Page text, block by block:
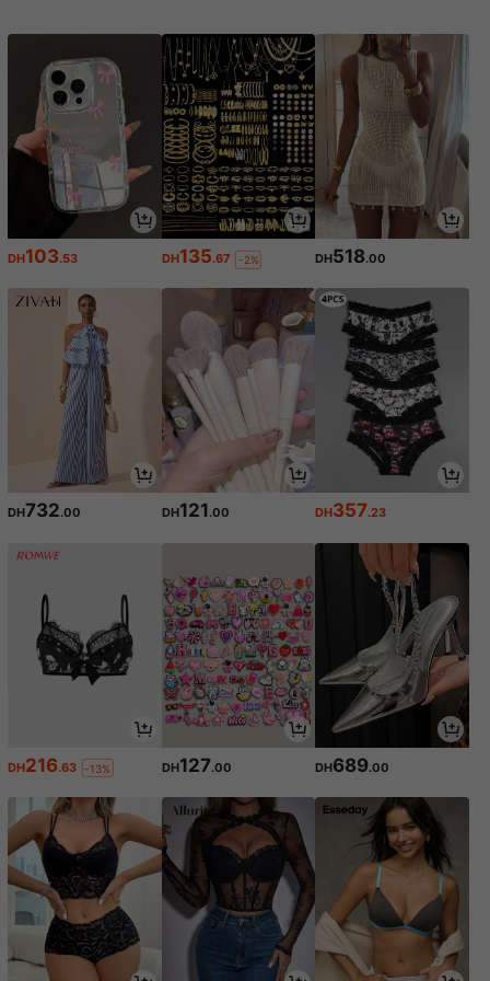
DH103.53 DH135.67 -2% DH518.00
DH732.00 DH121 .00 DH357.23
DH216.63 -13% DH127.00 DH689.00